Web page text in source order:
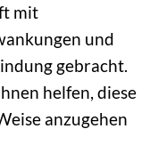
mit
und
gebracht.
helfen, diese
anzugehen